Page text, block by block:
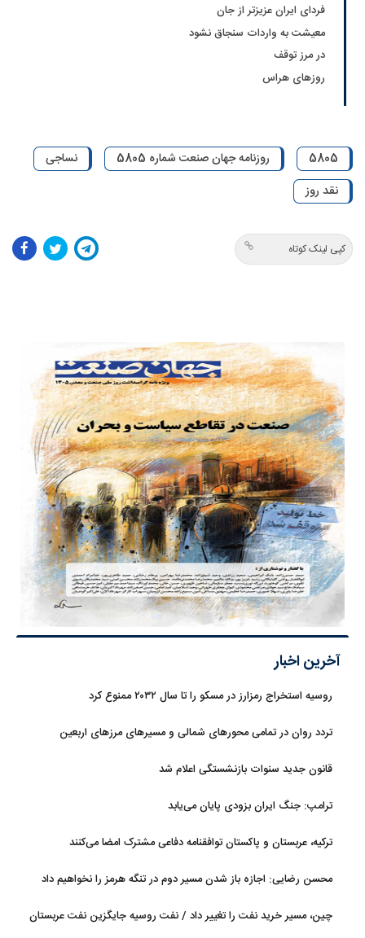
فردای ایران عزیزتر از جان
معیشت به واردات سنجاق نشود
در مرز توقف
روزهای هراس
5805 روزنامه جهان صنعت شماره 5805
نساجی
نقد روز
کپی لینک کوتاه
آخرین اخبار
روسیه استخراج رمزارز در مسکو را تا سال ۲۰۳۲ ممنوع کرد
تردد روان در تمامی محورهای شمالی و مسیرهای مرزهای اربعین
قانون جدید سنوات بازنشستگی اعلام شد
ترامپ: جنگ ایران بزودی پایان می‌یابد
ترکیه، عربستان و پاکستان توافقنامه دفاعی مشترک امضا می‌کنند
محسن رضایی: اجازه باز شدن مسیر دوم در تنگه هرمز را نخواهیم داد
چین، مسیر خرید نفت را تغییر داد / نفت روسیه جایگزین نفت عربستان